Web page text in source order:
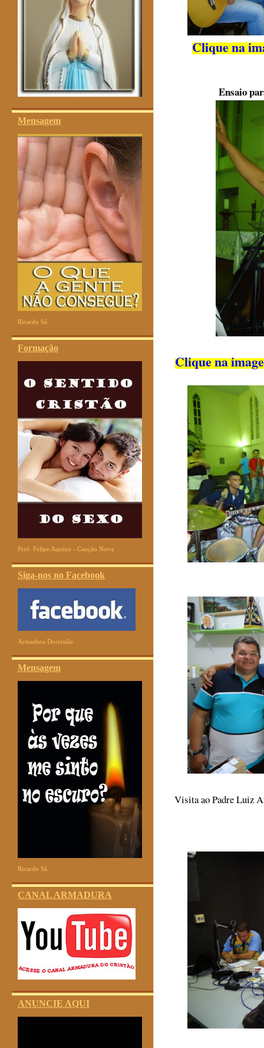
Mensagem
Ricardo Sá
Formação
Prof. Felipe Aquino - Canção Nova
Siga-nos no Facebook
Armadura Docristão
Mensagem
Ricardo Sá
CANAL ARMADURA
ANUNCIE AQUI
Clique na
Ensaio
Clique na
Visita ao Padre Luiz